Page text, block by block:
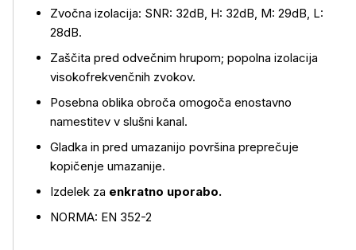
Več o izdelku
Zvočna izolacija: SNR: 32dB, H: 32dB, M: 29dB, L:
28dB.
Zaščita pred odvečnim hrupom; popolna izolacija
visokofrekvenčnih zvokov.
Posebna oblika obroča omogoča enostavno
namestitev v slušni kanal.
Gladka in pred umazanijo površina preprečuje
kopičenje umazanije.
Izdelek za enkratno uporabo.
NORMA: EN 352-2